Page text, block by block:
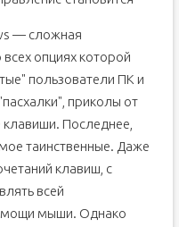
— сложная
опциях которой
пользователи ПК и
приколы от
клавиши. Последнее,
таинственные. Даже
клавиш, с
всей
мыши. Однако